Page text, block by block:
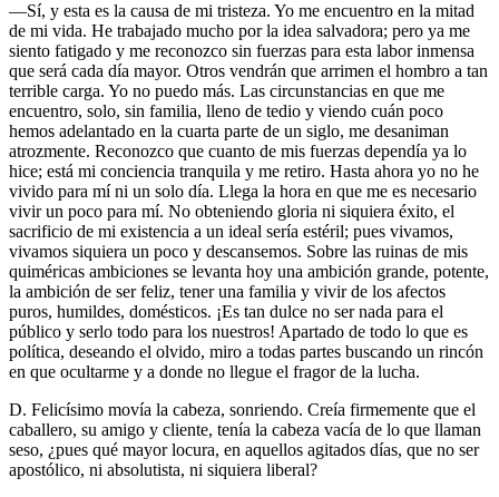
—Sí, y esta es la causa de mi tristeza. Yo me encuentro en la mitad
de mi vida. He trabajado mucho por la idea salvadora; pero ya me
siento fatigado y me reconozco sin fuerzas para esta labor inmensa
que será cada día mayor. Otros vendrán que arrimen el hombro a tan
terrible carga. Yo no puedo más. Las circunstancias en que me
encuentro, solo, sin familia, lleno de tedio y viendo cuán poco
hemos adelantado en la cuarta parte de un siglo, me desaniman
atrozmente. Reconozco que cuanto de mis fuerzas dependía ya lo
hice; está mi conciencia tranquila y me retiro. Hasta ahora yo no he
vivido para mí ni un solo día. Llega la hora en que me es necesario
vivir un poco para mí. No obteniendo gloria ni siquiera éxito, el
sacrificio de mi existencia a un ideal sería estéril; pues vivamos,
vivamos siquiera un poco y descansemos. Sobre las ruinas de mis
quiméricas ambiciones se levanta hoy una ambición grande, potente,
la ambición de ser feliz, tener una familia y vivir de los afectos
puros, humildes, domésticos. ¡Es tan dulce no ser nada para el
público y serlo todo para los nuestros! Apartado de todo lo que es
política, deseando el olvido, miro a todas partes buscando un rincón
en que ocultarme y a donde no llegue el fragor de la lucha.
D. Felicísimo movía la cabeza, sonriendo. Creía firmemente que el
caballero, su amigo y cliente, tenía la cabeza vacía de lo que llaman
seso, ¿pues qué mayor locura, en aquellos agitados días, que no ser
apostólico, ni absolutista, ni siquiera liberal?